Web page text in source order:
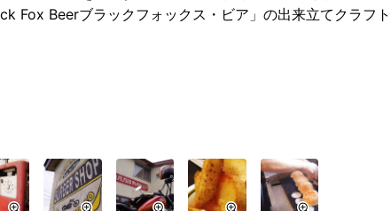
Fox Beerブラックフォックス・ビア」の出来立てクラフト